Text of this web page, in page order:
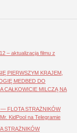
– aktualizacja filmu z
PIERWSZYM KRAJEM,
MEDBED DO
CAŁKOWICIE MILCZĄ NA
FLOTA STRAŻNIKÓW
KidPool na Telegramie
STRAŻNIKÓW